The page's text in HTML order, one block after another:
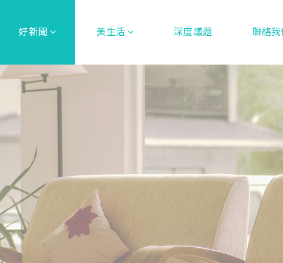
好新聞 美生活 深度議題 聯絡